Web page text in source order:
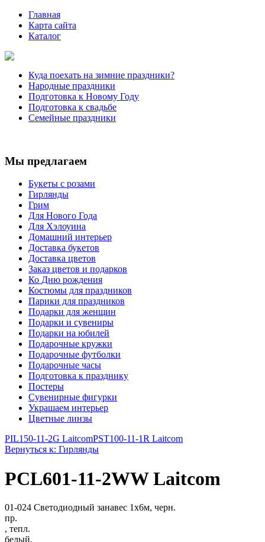
Главная
Карта сайта
Каталог
Куда поехать на зимние праздники?
Народные праздники
Подготовка к Новому Году
Подготовка к свадьбе
Семейные праздники
Мы предлагаем
Букеты с розами
Гирлянды
Грим
Для Нового Года
Для Хэлоуина
Домашний интерьер
Доставка букетов
Доставка цветов
Заказ цветов и подарков
Ко Дню рождения
Костюмы для праздников
Парики для праздников
Подарки для женщин
Подарки и сувениры
Подарки на юбилей
Подарочные кружки
Подарочные футболки
Подарочные часы
Подготовка к празднику
Постеры
Сувенирные фигурки
Украшаем интерьер
Цветные линзы
PIL150-11-2G LaitcomPST100-11-1R Laitcom
Вернуться к: Гирлянды
PCL601-11-2WW Laitcom
01-024 Светодиодный занавес 1x6м, черн.
пр.
, тепл.
белый.